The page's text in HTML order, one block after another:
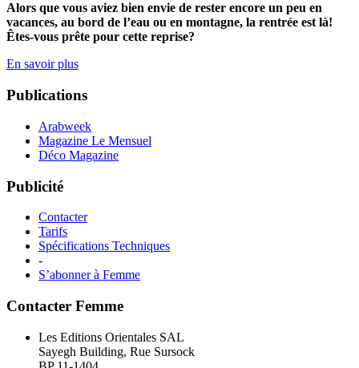
Alors que vous aviez bien envie de rester encore un peu en
vacances, au bord de l’eau ou en montagne, la rentrée est là!
Êtes-vous prête pour cette reprise?
En savoir plus
Publications
Arabweek
Magazine Le Mensuel
Déco Magazine
Publicité
Contacter
Tarifs
Spécifications Techniques
-
S’abonner à Femme
Contacter Femme
Les Editions Orientales SAL
Sayegh Building, Rue Sursock